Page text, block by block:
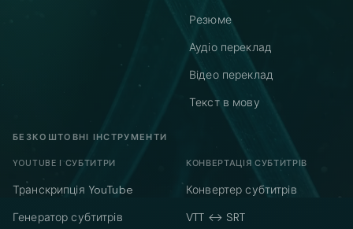
Резюме
Аудіо переклад
Відео переклад
Текст в мову
БЕЗКОШТОВНІ ІНСТРУМЕНТИ
YOUTUBE І СУБТИТРИ
Транскрипція YouTube
Генератор субтитрів
КОНВЕРТАЦІЯ СУБТИТРІВ
Конвертер субтитрів
VTT ↔ SRT